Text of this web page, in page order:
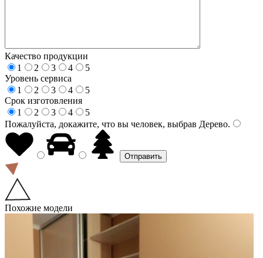
Качество продукции
1
2 3 4
5
Уровень сервиса
1
2 3 4
5
Срок изготовления
1
2 3 4
5
Пожалуйста, докажите, что вы человек, выбрав Дерево.
Похожие модели